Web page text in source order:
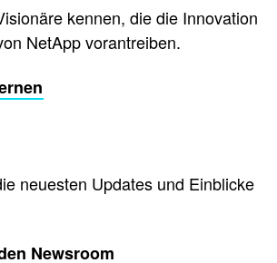
kennen, die die Innovation
NetApp vorantreiben.
neuesten Updates und Einblicke
Newsroom